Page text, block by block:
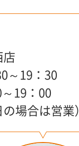
店
～19：30
19：00
場合は営業